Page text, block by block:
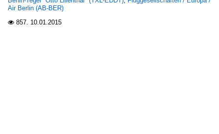
Air Berlin (AB-BER)
 857. 10.01.2015